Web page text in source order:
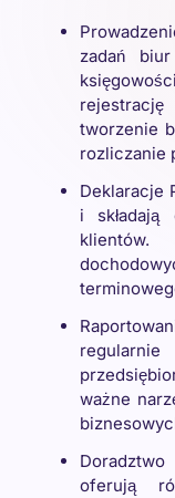
zadań
tworzenie
rozliczanie
Deklaracje
i
ważne
oferują